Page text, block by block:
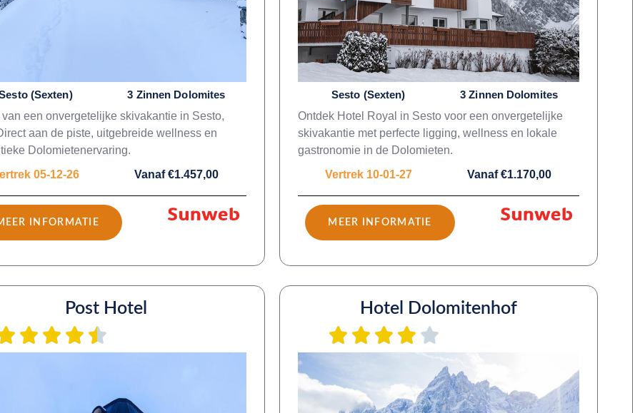
(Sexten)
3 Zinnen Dolomites
een onvergetelijke skivakantie in Sesto,
aan de piste, uitgebreide wellness en
Dolomietenervaring.
05-12-26
Vanaf €1.457,00
INFORMATIE
Sesto (Sexten)
3 Zinnen Dolomites
Ontdek Hotel Royal in Sesto voor een onvergetelijke
skivakantie met perfecte ligging, wellness en lokale
gastronomie in de Dolomieten.
Vertrek 10-01-27
Vanaf €1.170,00
MEER INFORMATIE
Post Hotel Hotel Dolomitenhof